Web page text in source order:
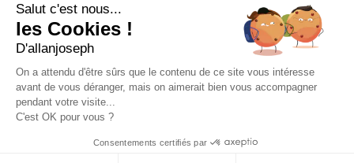
Provence-Alpes-Côte d'Azur.
Salut c'est nous...
les Cookies !
D'allanjoseph
On a attendu d'être sûrs que le contenu de ce site vous intéresse
avant de vous déranger, mais on aimerait bien vous accompagner
pendant votre visite...
C'est OK pour vous ?
Consentements certifiés par